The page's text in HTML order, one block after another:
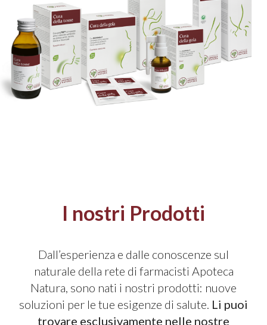
I nostri Prodotti
Dall’esperienza e dalle conoscenze sul
naturale della rete di farmacisti Apoteca
Natura, sono nati i nostri prodotti: nuove
soluzioni per le tue esigenze di salute. Li puoi
trovare esclusivamente nelle nostre